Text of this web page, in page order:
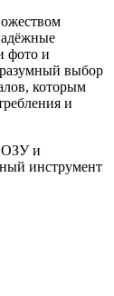
фото и
выбор
которым
и
ОЗУ и
инструмент